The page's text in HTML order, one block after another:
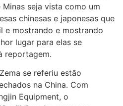
seja vista como um
chinesas e japonesas que
e mostrando e mostrando
lugar para elas se
reportagem.
se referiu estão
na China. Com
Equipment, o